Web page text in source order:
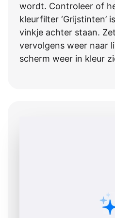
wordt. Controleer of
kleurfilter ‘Grijstinten’
vinkje achter staan.
vervolgens weer naar
scherm weer in kleur